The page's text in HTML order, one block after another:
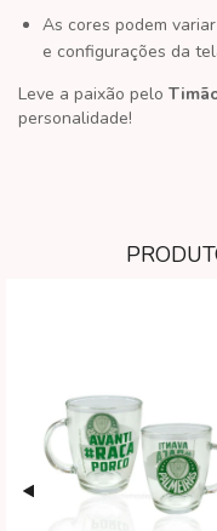
As cores podem
e configurações da
Leve a paixão pelo
personalidade!